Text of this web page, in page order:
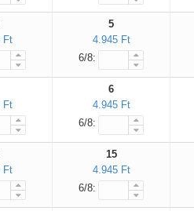
Ft
5
4.945 Ft
6/8:
Ft
6
4.945 Ft
6/8:
Ft
15
4.945 Ft
6/8: